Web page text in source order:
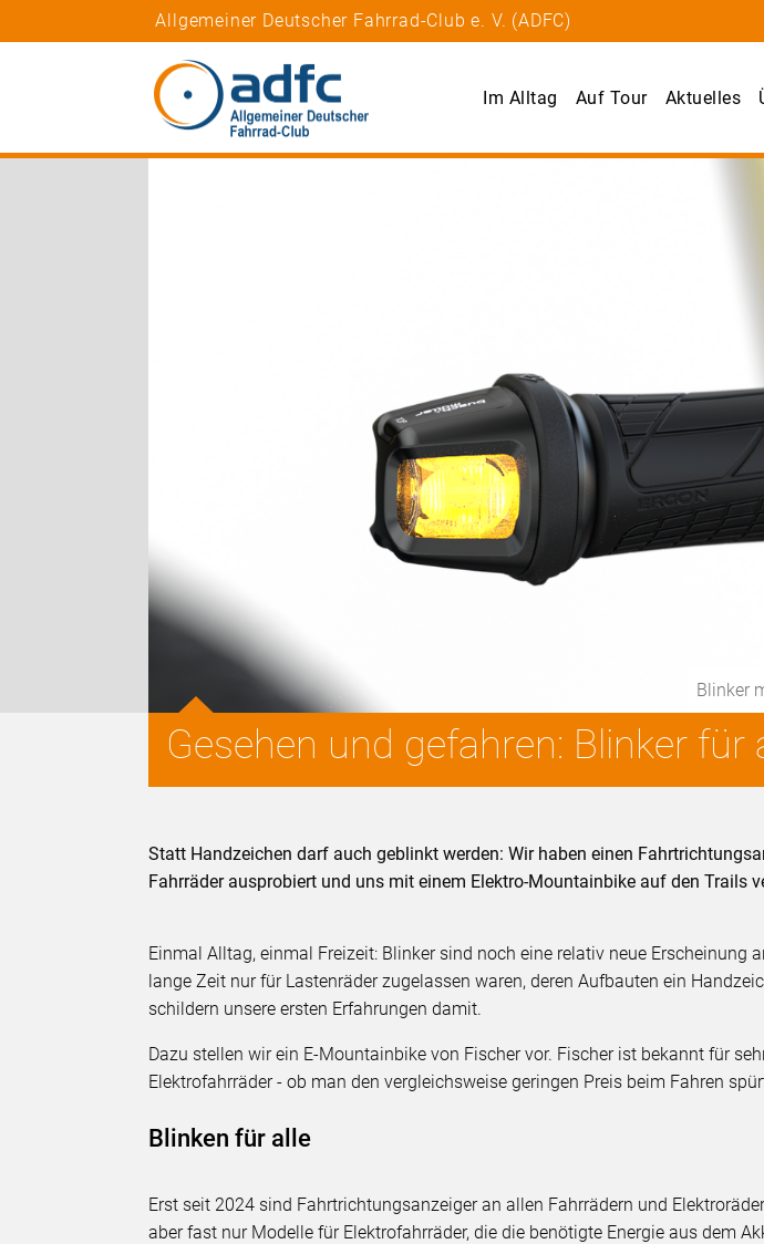
Allgemeiner Deutscher Fahrrad-Club e. V. (ADFC)
Im Alltag Auf Tour Aktuelles
Blinker
Gesehen und gefahren: Blinker für
Statt Handzeichen darf auch geblinkt werden: Wir haben einen
Fahrräder ausprobiert und uns mit einem Elektro-Mountainbike auf den Trails
Einmal Alltag, einmal Freizeit: Blinker sind noch eine relativ neue Erscheinung
lange Zeit nur für Lastenräder zugelassen waren, deren Aufbauten ein
schildern unsere ersten Erfahrungen damit.
Dazu stellen wir ein E-Mountainbike von Fischer vor. Fischer ist bekannt für
Elektrofahrräder - ob man den vergleichsweise geringen Preis beim Fahren
Blinken für alle
Erst seit 2024 sind Fahrtrichtungsanzeiger an allen Fahrrädern und
aber fast nur Modelle für Elektrofahrräder, die die benötigte Energie aus dem